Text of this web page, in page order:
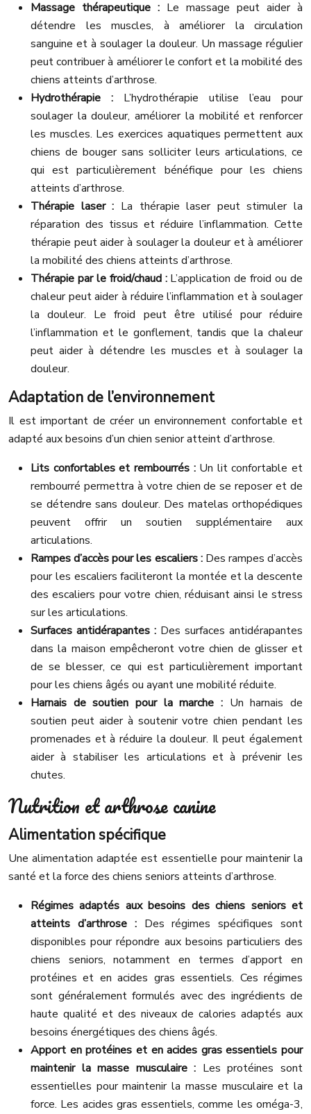
Massage thérapeutique : Le massage peut aider à
détendre les muscles, à améliorer la circulation
sanguine et à soulager la douleur. Un massage régulier
peut contribuer à améliorer le confort et la mobilité des
chiens atteints d’arthrose.
Hydrothérapie : L’hydrothérapie utilise l’eau pour
soulager la douleur, améliorer la mobilité et renforcer
les muscles. Les exercices aquatiques permettent aux
chiens de bouger sans solliciter leurs articulations, ce
qui est particulièrement bénéfique pour les chiens
atteints d’arthrose.
Thérapie laser : La thérapie laser peut stimuler la
réparation des tissus et réduire l’inflammation. Cette
thérapie peut aider à soulager la douleur et à améliorer
la mobilité des chiens atteints d’arthrose.
Thérapie par le froid/chaud : L’application de froid ou de
chaleur peut aider à réduire l’inflammation et à soulager
la douleur. Le froid peut être utilisé pour réduire
l’inflammation et le gonflement, tandis que la chaleur
peut aider à détendre les muscles et à soulager la
douleur.
Adaptation de l’environnement
Il est important de créer un environnement confortable et
adapté aux besoins d’un chien senior atteint d’arthrose.
Lits confortables et rembourrés : Un lit confortable et
rembourré permettra à votre chien de se reposer et de
se détendre sans douleur. Des matelas orthopédiques
peuvent offrir un soutien supplémentaire aux
articulations.
Rampes d’accès pour les escaliers : Des rampes d’accès
pour les escaliers faciliteront la montée et la descente
des escaliers pour votre chien, réduisant ainsi le stress
sur les articulations.
Surfaces antidérapantes : Des surfaces antidérapantes
dans la maison empêcheront votre chien de glisser et
de se blesser, ce qui est particulièrement important
pour les chiens âgés ou ayant une mobilité réduite.
Harnais de soutien pour la marche : Un harnais de
soutien peut aider à soutenir votre chien pendant les
promenades et à réduire la douleur. Il peut également
aider à stabiliser les articulations et à prévenir les
chutes.
Nutrition et arthrose canine
Alimentation spécifique
Une alimentation adaptée est essentielle pour maintenir la
santé et la force des chiens seniors atteints d’arthrose.
Régimes adaptés aux besoins des chiens seniors et
atteints d’arthrose : Des régimes spécifiques sont
disponibles pour répondre aux besoins particuliers des
chiens seniors, notamment en termes d’apport en
protéines et en acides gras essentiels. Ces régimes
sont généralement formulés avec des ingrédients de
haute qualité et des niveaux de calories adaptés aux
besoins énergétiques des chiens âgés.
Apport en protéines et en acides gras essentiels pour
maintenir la masse musculaire : Les protéines sont
essentielles pour maintenir la masse musculaire et la
force. Les acides gras essentiels, comme les oméga-3,